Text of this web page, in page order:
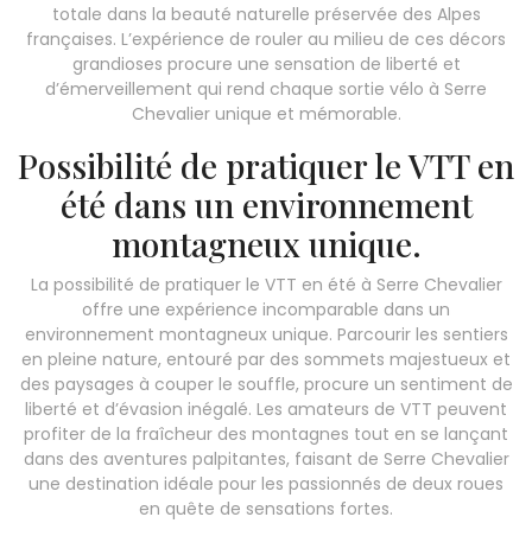
totale dans la beauté naturelle préservée des Alpes
françaises. L’expérience de rouler au milieu de ces décors
grandioses procure une sensation de liberté et
d’émerveillement qui rend chaque sortie vélo à Serre
Chevalier unique et mémorable.
Possibilité de pratiquer le VTT en
été dans un environnement
montagneux unique.
La possibilité de pratiquer le VTT en été à Serre Chevalier
offre une expérience incomparable dans un
environnement montagneux unique. Parcourir les sentiers
en pleine nature, entouré par des sommets majestueux et
des paysages à couper le souffle, procure un sentiment de
liberté et d’évasion inégalé. Les amateurs de VTT peuvent
profiter de la fraîcheur des montagnes tout en se lançant
dans des aventures palpitantes, faisant de Serre Chevalier
une destination idéale pour les passionnés de deux roues
en quête de sensations fortes.